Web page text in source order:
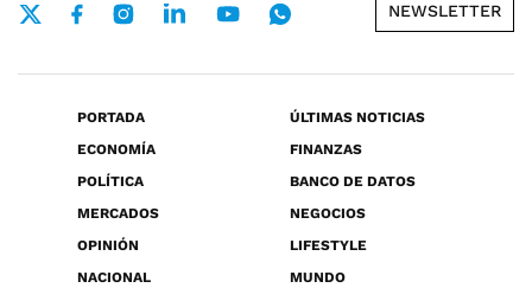
NEWSLETTER
PORTADA
ÚLTIMAS NOTICIAS
ECONOMÍA
FINANZAS
POLÍTICA
BANCO DE DATOS
MERCADOS
NEGOCIOS
OPINIÓN
LIFESTYLE
NACIONAL
MUNDO